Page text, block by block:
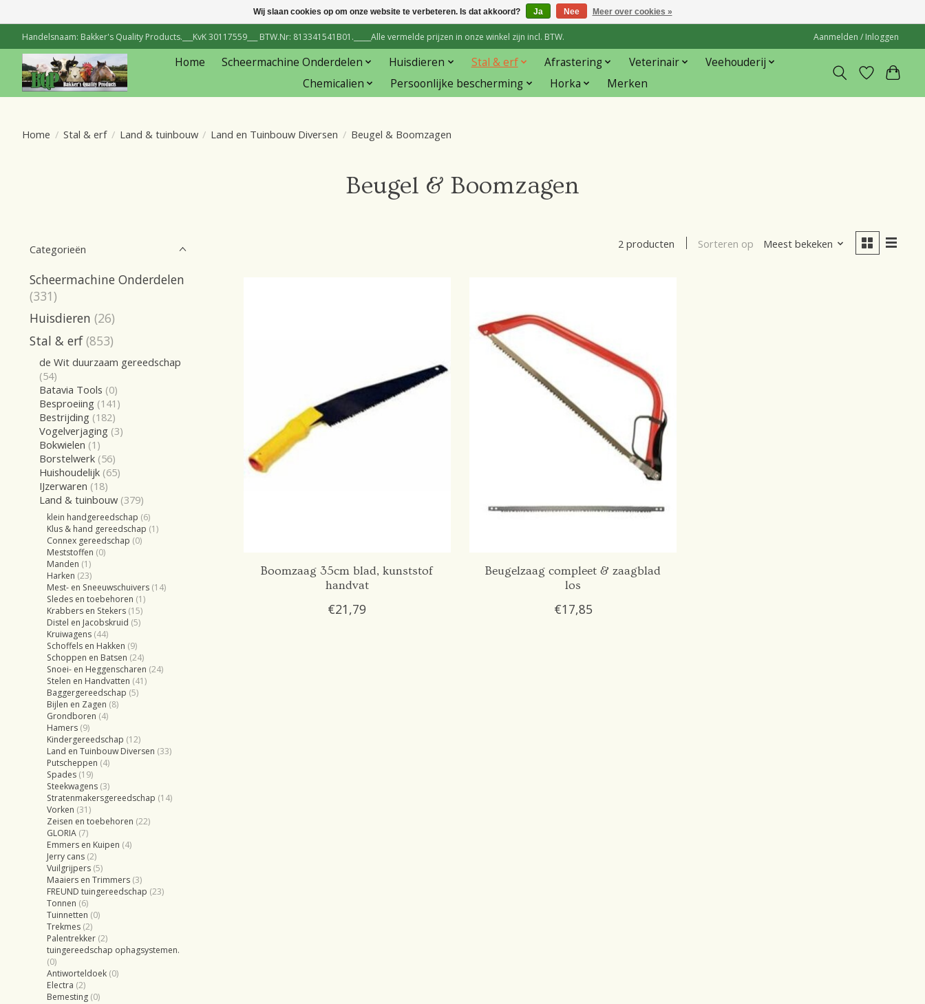
Handelsnaam: Bakker's Quality Products.___KvK 30117559___ BTW.Nr: 813341541B01._____Alle vermelde prijzen in onze winkel zijn incl. BTW. Aanmelden / Inloggen
Home Scheermachine Onderdelen Huisdieren Stal & erf Afrastering Veterinair
Veehouderij
Chemicalien
Persoonlijke bescherming Horka Merken
Home / Stal & erf / Land & tuinbouw / Land en Tuinbouw Diversen / Beugel & Boomzagen
Beugel & Boomzagen
Categorieën
Scheermachine Onderdelen
(331)
Huisdieren (26)
Stal & erf (853)
de Wit duurzaam gereedschap
(54)
Batavia Tools (0)
Besproeiing (141)
Bestrijding (182)
Vogelverjaging (3)
Bokwielen (1)
Borstelwerk (56)
Huishoudelijk (65)
IJzerwaren (18)
Land & tuinbouw (379)
klein handgereedschap (6)
Klus & hand gereedschap (1)
Connex gereedschap (0)
Meststoffen (0)
Manden (1)
Harken (23)
Mest- en Sneeuwschuivers (14)
Sledes en toebehoren (1)
Krabbers en Stekers (15)
Distel en Jacobskruid (5)
Kruiwagens (44)
Schoffels en Hakken (9)
Schoppen en Batsen (24)
Snoei- en Heggenscharen (24)
Stelen en Handvatten (41)
Baggergereedschap (5)
Bijlen en Zagen (8)
Grondboren (4)
Hamers (9)
Kindergereedschap (12)
Land en Tuinbouw Diversen (33)
Putscheppen (4)
Spades (19)
Steekwagens (3)
Stratenmakersgereedschap (14)
Vorken (31)
Zeisen en toebehoren (22)
GLORIA (7)
Emmers en Kuipen (4)
Jerry cans (2)
Vuilgrijpers (5)
Maaiers en Trimmers (3)
FREUND tuingereedschap (23)
Tonnen (6)
Tuinnetten (0)
Trekmes (2)
Palentrekker (2)
tuingereedschap ophagsystemen.
(0)
Antiworteldoek (0)
Electra (2)
Bemesting (0)
2 producten Sorteren op Meest bekeken
Boomzaag 35cm blad, kunststof
handvat
€21,79
Beugelzaag compleet & zaagblad
los
€17,85
Wij slaan cookies op om onze website te verbeteren. Is dat akkoord? Ja Nee Meer over cookies »